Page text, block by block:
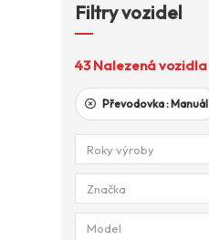
Filtry vozidel
43 Nalezená vozidla
Převodovka :Manuál
Roky výroby
Značka
Model